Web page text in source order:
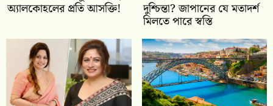
অ্যালকোহলের প্রতি আসক্তি! দুশ্চিন্তা? জাপানের যে মতাদর্শ
মিলতে পারে স্বস্তি